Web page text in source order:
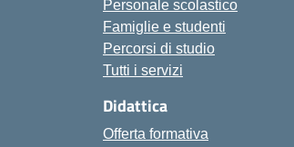
Personale scolastico
Famiglie e studenti
Percorsi di studio
Tutti i servizi
Didattica
Offerta formativa